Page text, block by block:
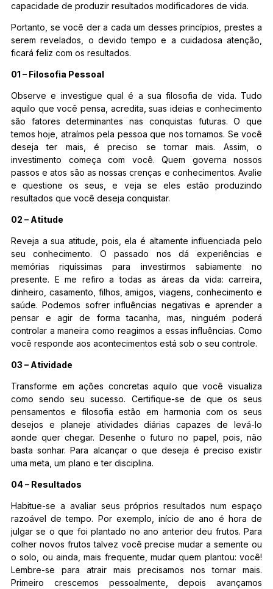
capacidade de produzir resultados modificadores de vida.
Portanto, se você der a cada um desses princípios, prestes a
serem revelados, o devido tempo e a cuidadosa atenção,
ficará feliz com os resultados.
01 – Filosofia Pessoal
Observe e investigue qual é a sua filosofia de vida. Tudo
aquilo que você pensa, acredita, suas ideias e conhecimento
são fatores determinantes nas conquistas futuras. O que
temos hoje, atraímos pela pessoa que nos tornamos. Se você
deseja ter mais, é preciso se tornar mais. Assim, o
investimento começa com você. Quem governa nossos
passos e atos são as nossas crenças e conhecimentos. Avalie
e questione os seus, e veja se eles estão produzindo
resultados que você deseja conquistar.
02 – Atitude
Reveja a sua atitude, pois, ela é altamente influenciada pelo
seu conhecimento. O passado nos dá experiências e
memórias riquíssimas para investirmos sabiamente no
presente. E me refiro a todas as áreas da vida: carreira,
dinheiro, casamento, filhos, amigos, viagens, conhecimento e
saúde. Podemos sofrer influências negativas e aprender a
pensar e agir de forma tacanha, mas, ninguém poderá
controlar a maneira como reagimos a essas influências. Como
você responde aos acontecimentos está sob o seu controle.
03 – Atividade
Transforme em ações concretas aquilo que você visualiza
como sendo seu sucesso. Certifique-se de que os seus
pensamentos e filosofia estão em harmonia com os seus
desejos e planeje atividades diárias capazes de levá-lo
aonde quer chegar. Desenhe o futuro no papel, pois, não
basta sonhar. Para alcançar o que deseja é preciso existir
uma meta, um plano e ter disciplina.
04 – Resultados
Habitue-se a avaliar seus próprios resultados num espaço
razoável de tempo. Por exemplo, início de ano é hora de
julgar se o que foi plantado no ano anterior deu frutos. Para
colher novos frutos talvez você precise mudar a semente ou
o solo, ou ainda, mais frequente, mudar quem plantou: você!
Lembre-se para atrair mais precisamos nos tornar mais.
Primeiro crescemos pessoalmente, depois avançamos